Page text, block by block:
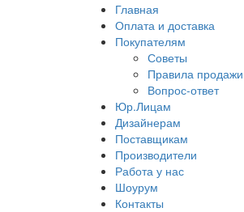
Главная
Оплата и доставка
Покупателям
Советы
Правила продажи
Вопрос-ответ
Юр.Лицам
Дизайнерам
Поставщикам
Производители
Работа у нас
Шоурум
Контакты